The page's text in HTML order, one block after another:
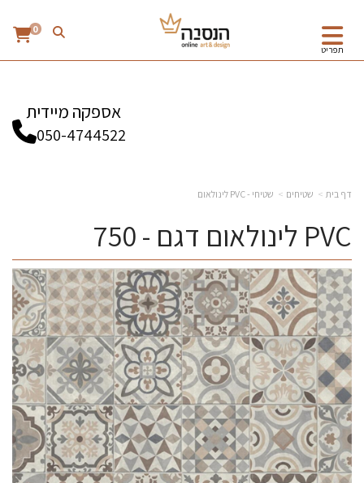
תפריט
0
אספקה מיידית
050-4744522
דף בית שטיחים שטיחי - PVC לינולאום
PVC לינולאום דגם - 750